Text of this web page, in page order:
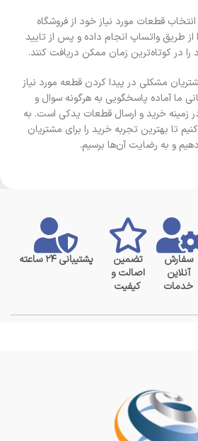
قطعات مورد نیاز خود از فروشگاه
از طریق واتساپ انجام داده و پس از تایید
در کوتاه‌ترین زمان ممکن دریافت کنند.
مشکلی در پیدا کردن قطعه مورد نیاز
ما آماده پاسخگویی به هرگونه سوال و
زمینه خرید و ارسال قطعات یدکی است. به
تا بهترین تجربه خرید را برای مشتریان
دهیم و به رضایت آن‌ها برسیم.
سفارش
آنلاین
خدمات
تضمین
اصالت و
کیفیت
پشتیبانی ۲۴ ساعته